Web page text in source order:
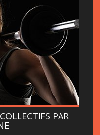
PAR